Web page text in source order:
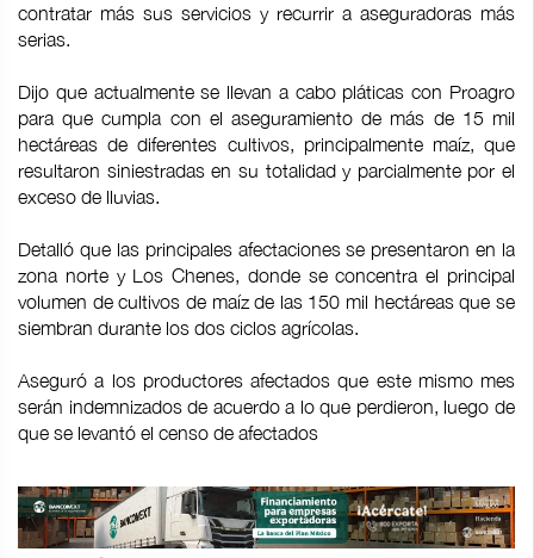
contratar más sus servicios y recurrir a aseguradoras más
serias.
Dijo que actualmente se llevan a cabo pláticas con Proagro
para que cumpla con el aseguramiento de más de 15 mil
hectáreas de diferentes cultivos, principalmente maíz, que
resultaron siniestradas en su totalidad y parcialmente por el
exceso de lluvias.
Detalló que las principales afectaciones se presentaron en la
zona norte y Los Chenes, donde se concentra el principal
volumen de cultivos de maíz de las 150 mil hectáreas que se
siembran durante los dos ciclos agrícolas.
Aseguró a los productores afectados que este mismo mes
serán indemnizados de acuerdo a lo que perdieron, luego de
que se levantó el censo de afectados